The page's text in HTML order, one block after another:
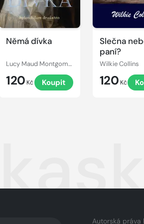
Němá dívka
Lucy Maud Montgomery
120 Kč Koupit
Slečna
paní?
Wilkie Collins
120 Kč
Autorská práva